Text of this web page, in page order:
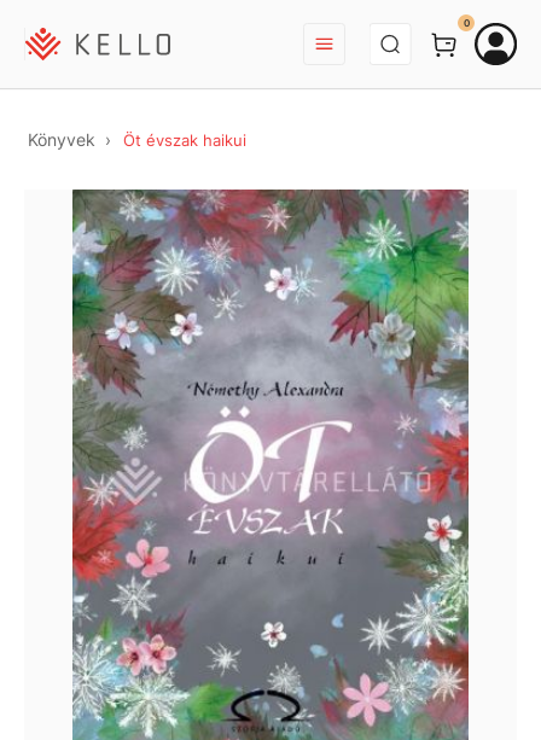
BEJELENTKEZÉS
0
Könyvek Öt évszak haikui